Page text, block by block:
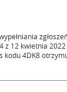
z 12 kwietnia
4DK8